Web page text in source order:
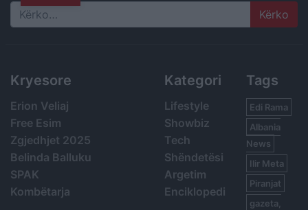
Search
Kryesore
Erion Veliaj
Free Esim
Zgjedhjet 2025
Belinda Balluku
SPAK
Kombëtarja
Kategori
Lifestyle
Showbiz
Tech
Shëndetësi
Argetim
Enciklopedi
Tags
Edi Rama
Albania
News
Ilir Meta
Piranjat
gazeta,